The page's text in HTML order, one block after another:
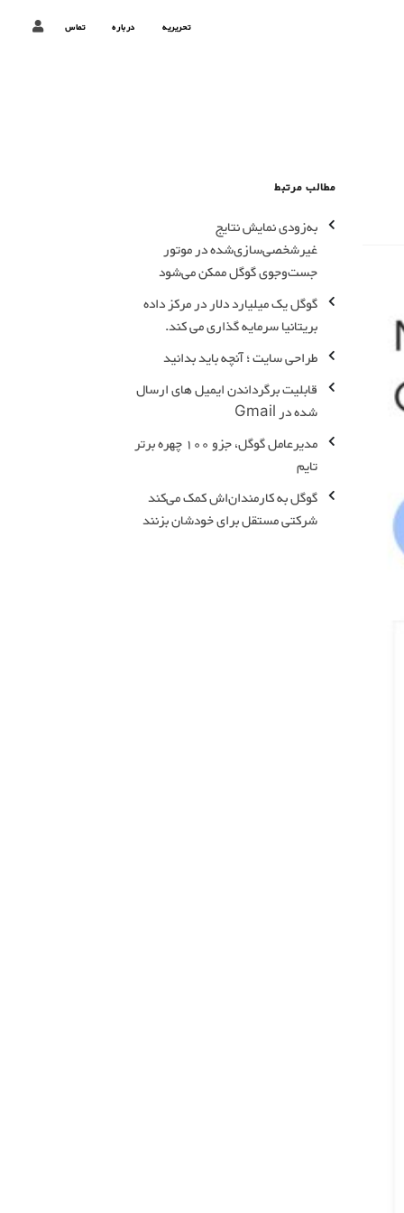
تماس درباره تحریریه
مطالب مرتبط
به‌زودی نمایش نتایج
غیر‌شخصی‌سازی‌شده در موتور
جست‌وجوی گوگل ممکن می‌شود
گوگل یک میلیارد دلار در مرکز داده
بریتانیا سرمایه گذاری می کند.
طراحی سایت ؛ آنچه باید بدانید
قابلیت برگرداندن ایمیل های ارسال
شده در Gmail
مدیرعامل گوگل، جزو 100 چهره برتر
تایم
گوگل به کارمندان‌اش کمک می‌کند
شرکتی مستقل برای خودشان بزنند